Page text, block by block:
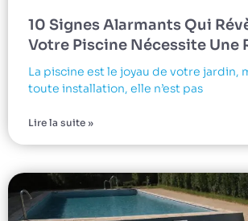
10 Signes Alarmants Qui
Votre Piscine Nécessite Une
La piscine est le joyau de votre jardin,
toute installation, elle n’est pas
Lire la suite »